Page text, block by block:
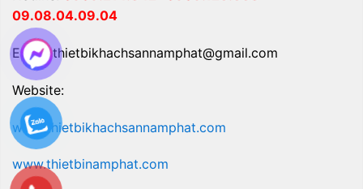
09.08.04.09.04
Email: thietbikhachsannamphat@gmail.com
Website:
www.thietbikhachsannamphat.com
www.thietbinamphat.com